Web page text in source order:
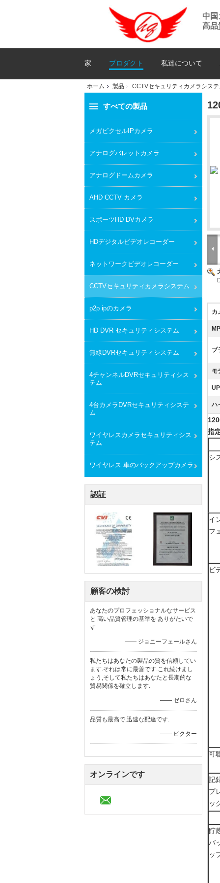
中
高品
家 プロダクト 私達について
ホーム 製品 CCTVセキュリティカメラシステ
すべての製品
メガピクセルIPカメラ
アナログバレットカメラ
アナログドームカメラ
AHD CCTV カメラ
スポーツHD DVカメラ
HDデジタルビデオレコーダー
ネットワークビデオレコーダー
CCTVセキュリティカメラシステム
p2p ipのカメラ
HD DVR セキュリティシステム
無線DVRセキュリティシステム
4チャンネルDVRセキュリティシス
テム
4台カメラDVRセキュリティシステ
ム
ワイヤレスカメラセキュリティシス
テム
ワイヤレス 車のバックアップカメラ
認証
顧客の検討
あなたのプロフェッショナルなサービス
と 高い品質管理の基準を ありがたいで
す
—— ジョニーフェールさん
私たちはあなたの製品の質を信頼してい
ます.それは常に最善です.これ続けまし
ょう,そして私たちはあなたと長期的な
貿易関係を確立します.
—— ゼロさん
品質も最高で,迅速な配達です.
—— ビクター
オンラインです
カ
ブ
モ
ハ
指
シ
イ
フ
ビ
可
記
プ
ッ
貯
バ
ッ